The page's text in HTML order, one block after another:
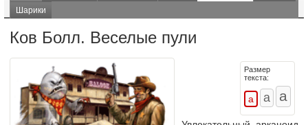
Шарики
Ков Болл. Веселые пули
Размер
текста: